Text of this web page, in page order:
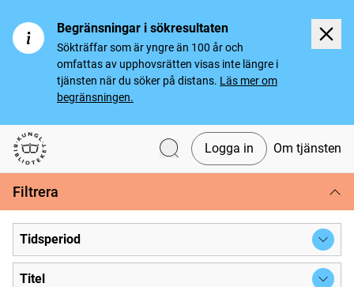
Begränsningar i sökresultaten
Sökträffar som är yngre än 100 år och
omfattas av upphovsrätten visas inte längre i
tjänsten när du söker på distans. Läs mer om
begränsningen.
Svenska tidningar
Logga in Om tjänsten
Filtrera
Tidsperiod
Titel